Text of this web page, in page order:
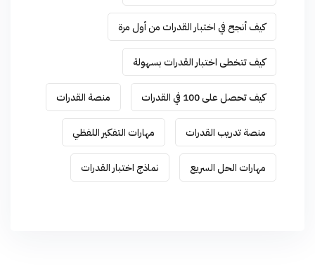
كيف أنجح في اختبار القدرات من أول مرة
كيف تتخطى اختبار القدرات بسهولة
كيف تحصل على 100 في القدرات منصة القدرات
منصة تدريب القدرات مهارات التفكير اللفظي
مهارات الحل السريع نماذج اختبار القدرات